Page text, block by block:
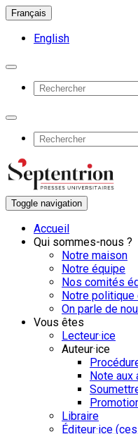
Français
English
Toggle navigation
Accueil
Qui sommes-nous ?
Notre maison
Notre équipe
Nos comités
Notre
On parle de
Vous êtes
Lecteur·ice
Auteur·ice
Note aux
Libraire
Éditeur·ice